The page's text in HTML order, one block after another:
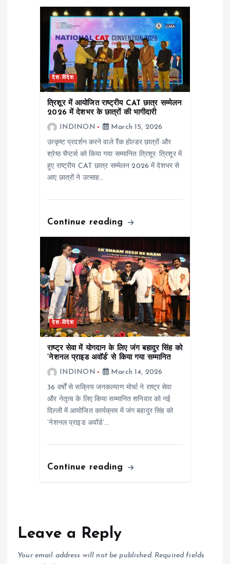
देश-विदेश
त्रिशूर में आयोजित राष्ट्रीय CAT छात्र सम्मेलन
2026 में देशभर के छात्रों की भागीदारी
INDINON
March 15, 2026
उत्कृष्ट प्रदर्शन करने वाले रैंक होल्डर छात्रों और
श्रेष्ठ चैप्टर्स को किया गया सम्मानित त्रिशूर: त्रिशूर में
हुए राष्ट्रीय CAT छात्र सम्मेलन 2026 में देशभर से
आए छात्रों ने उत्साह…
Continue reading
देश-विदेश
राष्ट्र सेवा में योगदान के लिए जंग बहादुर सिंह को
‘नेशनल प्राइड अवॉर्ड’ से किया गया सम्मानित
INDINON
March 14, 2026
36 वर्षों से सक्रिय जनकल्याण मोर्चा ने राष्ट्र सेवा
और नेतृत्व के लिए किया सम्मानित शनिवार को नई
दिल्ली में आयोजित कार्यक्रम में जंग बहादुर सिंह को
‘नेशनल प्राइड अवॉर्ड’…
Continue reading
Leave a Reply
Your email address will not be published. Required fields